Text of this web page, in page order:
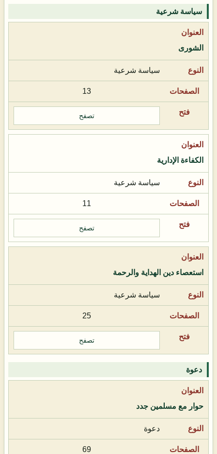
سياسة شرعية
الشورى
سياسة شرعية
13
تصفح
الكفاءة الإدارية
سياسة شرعية
11
تصفح
استعصاء دين الهداية والرحمة
سياسة شرعية
25
تصفح
دعوة
حوار مع مسلمين جدد
دعوة
69